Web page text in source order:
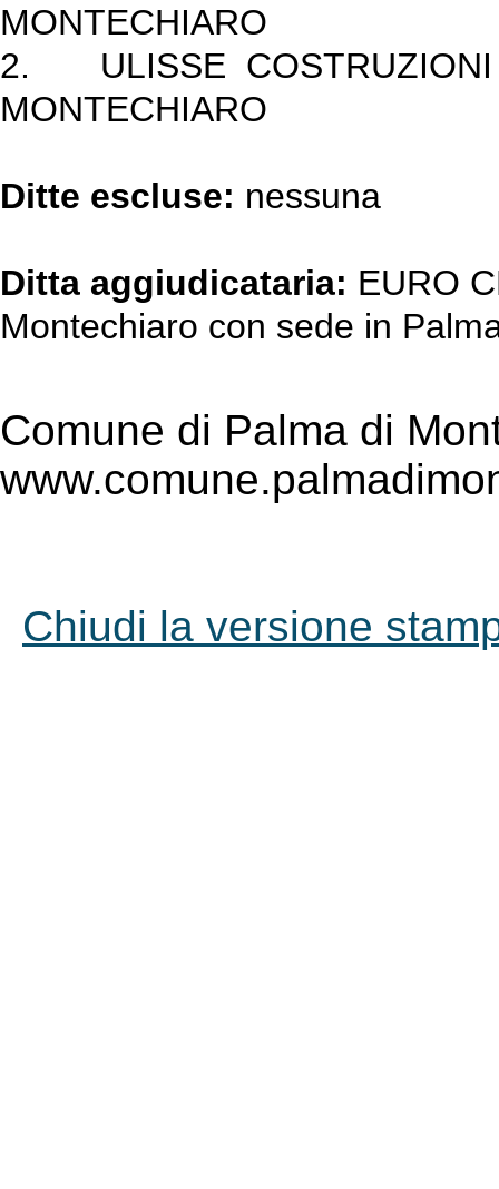
MONTECHIARO
2. ULISSE
MONTECHIARO
Ditte escluse: nessuna
Ditta aggiudicataria: EURO
Montechiaro con sede in
Comune di Palma di
Chiudi la versione